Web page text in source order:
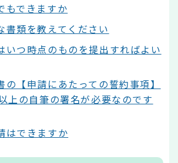
もできますか
書類を教えてください
いつ時点のものを提出すればよい
の【申請にあたっての誓約事項】
上の自筆の署名が必要なのです
はできますか